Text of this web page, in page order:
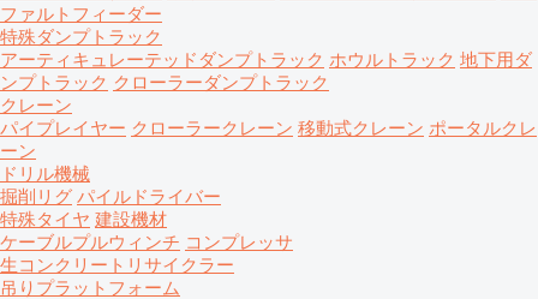
ファルトフィーダー
特殊ダンプトラック
アーティキュレーテッドダンプトラック ホウルトラック 地下用ダ
ンプトラック クローラーダンプトラック
クレーン
パイプレイヤー クローラークレーン 移動式クレーン ポータルクレ
ーン
ドリル機械
掘削リグ パイルドライバー
特殊タイヤ 建設機材
ケーブルプルウィンチ コンプレッサ
生コンクリートリサイクラー
吊りプラットフォーム